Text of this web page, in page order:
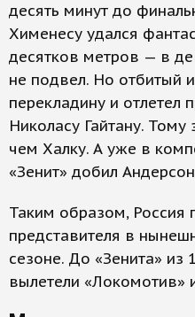
десять минут до
Хименесу удался
десятков метров — в
не подвел. Но отбитый
перекладину и отлетел
Николасу Гайтану.
чем Халку. А уже в
«Зенит» добил
Таким образом, Россия
представителя в
сезоне. До «Зенита»
вылетели «Локомотив»